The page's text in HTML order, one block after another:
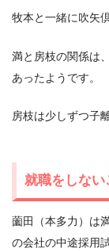
牧本と一緒に吹矢
満と房枝の関係は
あったようです。
房枝は少しずつ子
就職をしない
薗田（本多力）は
の会社の中途採用